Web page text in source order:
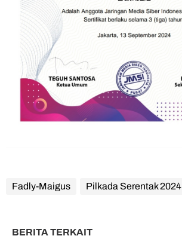
Fadly-Maigus Pilkada Serentak 2024
BERITA TERKAIT